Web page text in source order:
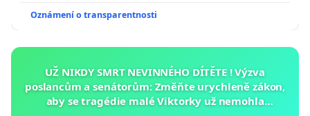
Oznámení o transparentnosti
UŽ NIKDY SMRT NEVINNÉHO DÍTĚTE ! Výzva
poslancům a senátorům: Změňte urychleně zákon,
aby se tragédie malé Viktorky už nemohla